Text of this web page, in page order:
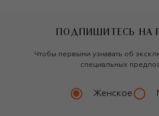
ПОДПИШИТЕСЬ НА
Чтобы первыми узнавать об
специальных
Женское